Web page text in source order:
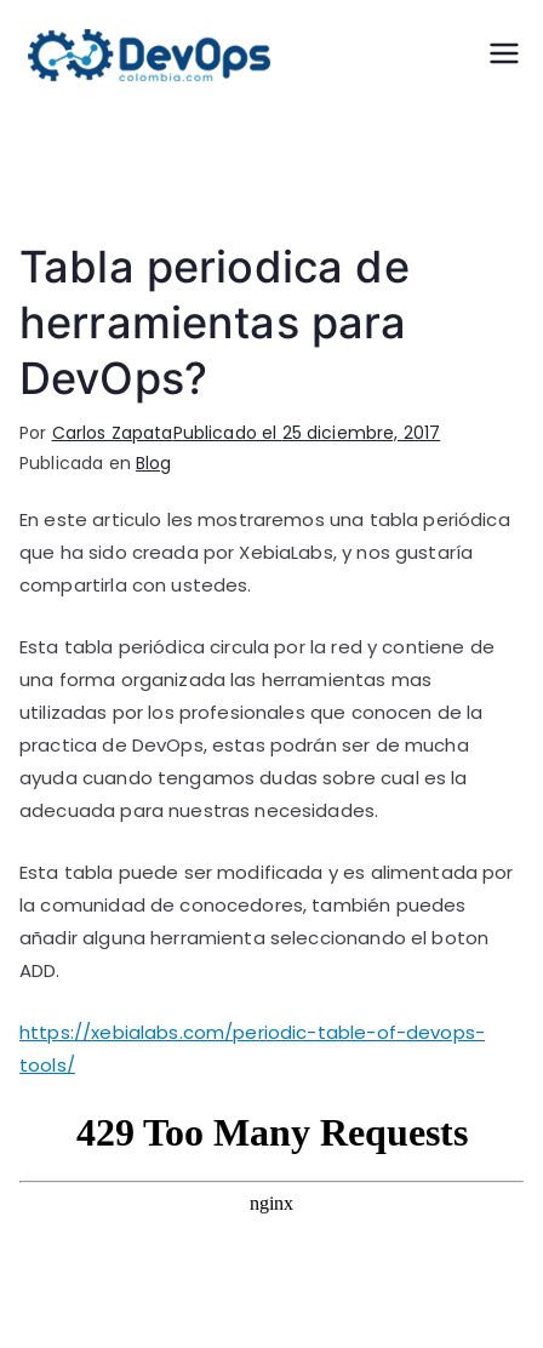
Certificaciones DevOps,
Tabla periodica de
herramientas para
DevOps?
Por Carlos ZapataPublicado el 25 diciembre, 2017
Publicada en Blog
En este articulo les mostraremos una tabla periódica
que ha sido creada por XebiaLabs, y nos gustaría
compartirla con ustedes.
Esta tabla periódica circula por la red y contiene de
una forma organizada las herramientas mas
utilizadas por los profesionales que conocen de la
practica de DevOps, estas podrán ser de mucha
ayuda cuando tengamos dudas sobre cual es la
adecuada para nuestras necesidades.
Esta tabla puede ser modificada y es alimentada por
la comunidad de conocedores, también puedes
añadir alguna herramienta seleccionando el boton
ADD.
https://xebialabs.com/periodic-table-of-devops-
tools/